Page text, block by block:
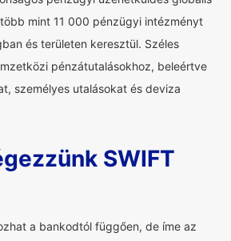
mint 11 000 pénzügyi intézményt
és területen keresztül. Széles
pénzátutalásokhoz, beleértve
személyes utalásokat és deviza
SWIFT
a bankodtól függően, de íme az